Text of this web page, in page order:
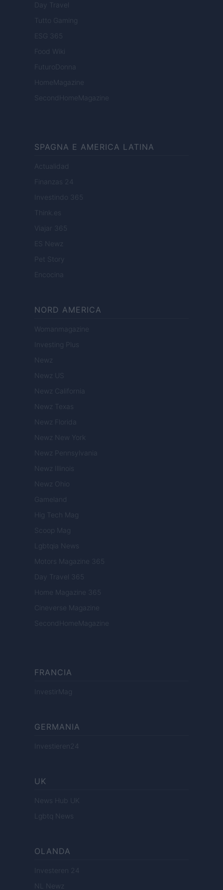
Day Travel
Tutto Gaming
ESG 365
Food Wiki
FuturoDonna
HomeMagazine
SecondHomeMagazine
SPAGNA E AMERICA LATINA
Actualidad
Finanzas 24
Investindo 365
Think.es
Viajar 365
ES Newz
Pet Story
Encocina
NORD AMERICA
Womanmagazine
Investing Plus
Newz
Newz US
Newz California
Newz Texas
Newz Florida
Newz New York
Newz Pennsylvania
Newz Illinois
Newz Ohio
Gameland
Hig Tech Mag
Scoop Mag
Lgbtqia News
Motors Magazine 365
Day Travel 365
Home Magazine 365
Cineverse Magazine
SecondHomeMagazine
FRANCIA
InvestirMag
GERMANIA
Investieren24
UK
News Hub UK
Lgbtq News
OLANDA
Investeren 24
NL Newz